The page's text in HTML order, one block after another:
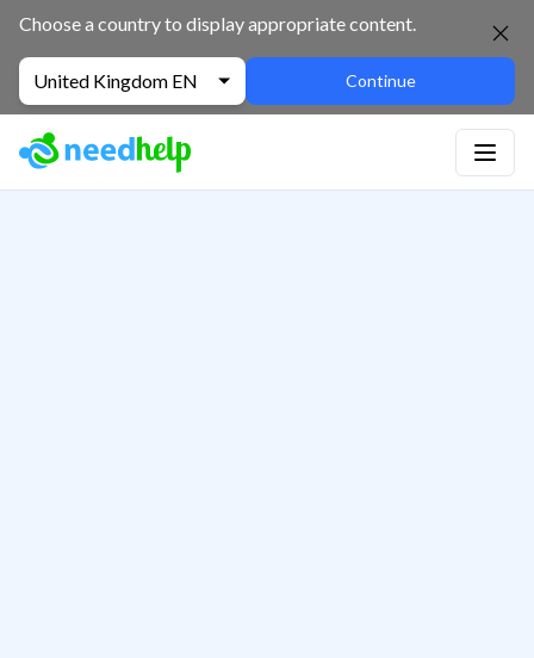
Choose a country to display appropriate content.
United Kingdom EN Continue